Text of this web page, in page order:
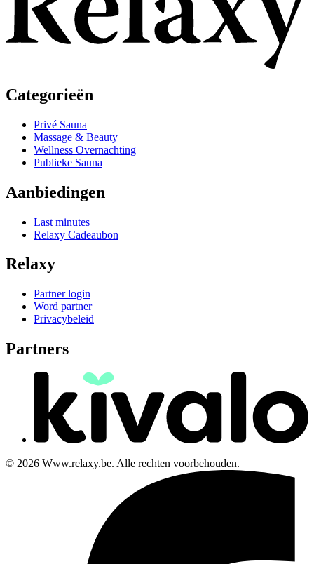
Categorieën
Privé Sauna
Massage & Beauty
Wellness Overnachting
Publieke Sauna
Aanbiedingen
Last minutes
Relaxy Cadeaubon
Relaxy
Partner login
Word partner
Privacybeleid
Partners
© 2026 Www.relaxy.be. Alle rechten voorbehouden.